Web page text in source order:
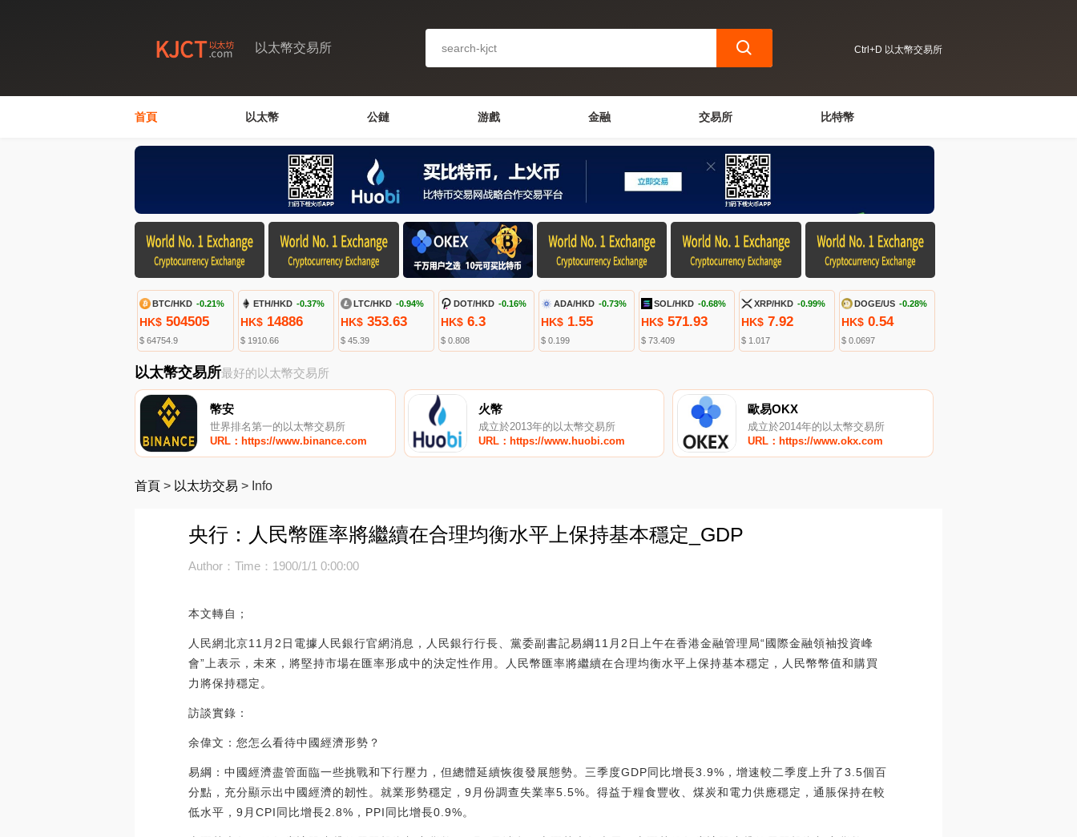
以太幣交易所 Ctrl+D 以太幣交易所
首頁 以太幣 公鏈 游戲 金融 交易所 比特幣
BTC/HKD -0.21%
HK$ 504505
$ 64754.9
ETH/HKD -0.37%
HK$14886
$ 1910.66
LTC/HKD -0.94%
HK$353.63
$ 45.39
DOT/HKD -0.16%
HK$6.3
$ 0.808
ADA/HKD -0.73%
HK$1.55
$ 0.199
SOL/HKD -0.68%
HK$ 571.93
$ 73.409
XRP/HKD -0.99%
HK$ 7.92
$ 1.017
DOGE/US -0.28%
HK$ 0.54
$ 0.0697
以太幣交易所最好的以太幣交易所
幣安
世界排名第一的以太幣交易所
URL：https://www.binance.com
火幣
成立於2013年的以太幣交易所
URL：https://www.huobi.com
歐易OKX
成立於2014年的以太幣交易所
URL：https://www.okx.com
首頁 > 以太坊交易 > Info
央行：人民幣匯率將繼續在合理均衡水平上保持基本穩定_GDP
Author：Time：1900/1/1 0:00:00
本文轉自；
人民網北京11月2日電據人民銀行官網消息，人民銀行行長、黨委副書記易綱11月2日上午在香港金融管理局“國際金融領袖投資峰
會”上表示，未來，將堅持市場在匯率形成中的決定性作用。人民幣匯率將繼續在合理均衡水平上保持基本穩定，人民幣幣值和購買
力將保持穩定。
訪談實錄：
余偉文：您怎么看待中國經濟形勢？
易綱：中國經濟盡管面臨一些挑戰和下行壓力，但總體延續恢復發展態勢。三季度GDP同比增長3.9%，增速較二季度上升了3.5個百
分點，充分顯示出中國經濟的韌性。就業形勢穩定，9月份調查失業率5.5%。得益于糧食豐收、煤炭和電力供應穩定，通脹保持在較
低水平，9月CPI同比增長2.8%，PPI同比增長0.9%。